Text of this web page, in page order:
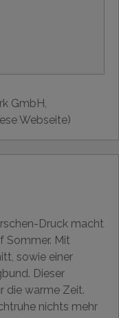
GmbH,
Webseite)
Druck macht
Sommer. Mit
sowie einer
Dieser
die warme Zeit.
nichts mehr